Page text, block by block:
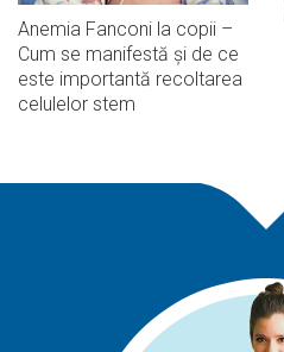
Anemia Fanconi la copii –
Cum se manifestă și de ce
este importantă recoltarea
celulelor stem